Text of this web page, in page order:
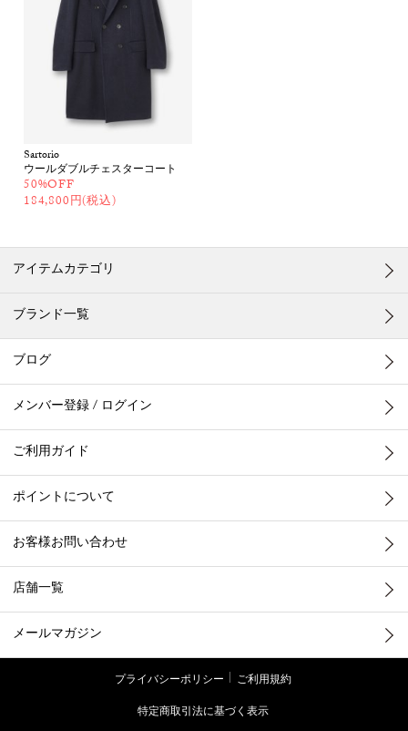
Sartorio
ウールダブルチェスターコート
50%OFF
184,800円(税込)
アイテムカテゴリ
ブランド一覧
ブログ
メンバー登録 / ログイン
ご利用ガイド
ポイントについて
お客様お問い合わせ
店舗一覧
メールマガジン
プライバシーポリシー
ご利用規約
特定商取引法に基づく表示